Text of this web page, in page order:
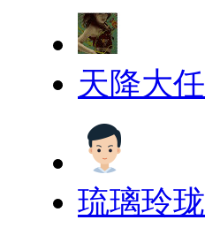
天降大任
琉璃玲珑